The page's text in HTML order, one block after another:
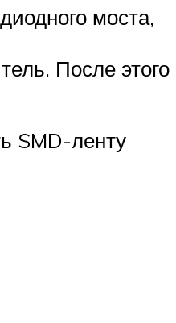
моста,
После этого
SMD-ленту